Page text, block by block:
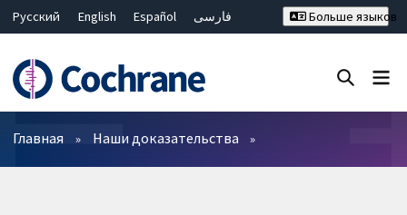
Русский English Español
فارسی
Bahasa Malaysia
ไทย
繁體中文
简体中文
Больше языков
Фильтры
Главная Наши доказательства